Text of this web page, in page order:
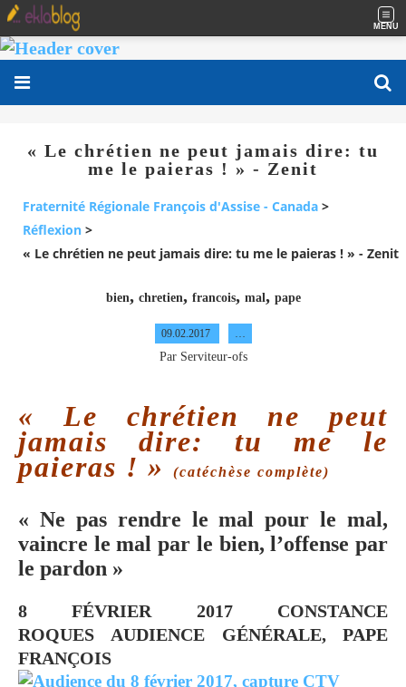
MENU
« Le chrétien ne peut jamais dire: tu
me le paieras ! » - Zenit
Fraternité Régionale François d'Assise - Canada >
Réflexion >
« Le chrétien ne peut jamais dire: tu me le paieras ! » - Zenit
bien, chretien, francois, mal , pape
09.02.2017
Par Serviteur-ofs
« Le chrétien ne peut
jamais dire: tu me le
paieras ! » (catéchèse complète)
« Ne pas rendre le mal pour le mal,
vaincre le mal par le bien, l’offense par
le pardon »
8 FÉVRIER 2017 CONSTANCE
ROQUES AUDIENCE GÉNÉRALE, PAPE
FRANÇOIS